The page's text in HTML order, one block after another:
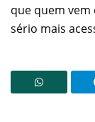
que quem
sério mais